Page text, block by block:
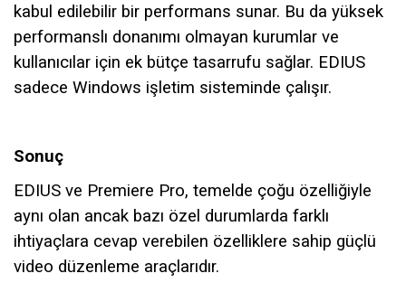
kabul edilebilir bir performans sunar. Bu da yüksek
performanslı donanımı olmayan kurumlar ve
kullanıcılar için ek bütçe tasarrufu sağlar. EDIUS
sadece Windows işletim sisteminde çalışır.
Sonuç
EDIUS ve Premiere Pro, temelde çoğu özelliğiyle
aynı olan ancak bazı özel durumlarda farklı
ihtiyaçlara cevap verebilen özelliklere sahip güçlü
video düzenleme araçlarıdır.